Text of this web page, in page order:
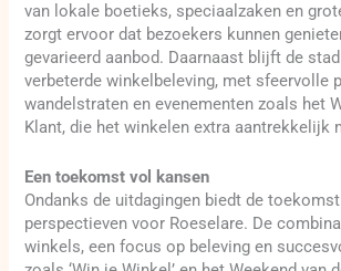
van lokale boetieks, speciaalzaken en
zorgt ervoor dat bezoekers kunnen
gevarieerd aanbod. Daarnaast blijft de
verbeterde winkelbeleving, met sfeervolle
wandelstraten en evenementen zoals het
Klant, die het winkelen extra aantrekkelijk
Een toekomst vol kansen
Ondanks de uitdagingen biedt de toekomst
perspectieven voor Roeselare. De
winkels, een focus op beleving en